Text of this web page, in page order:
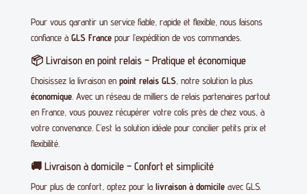
Pour vous garantir un service fiable, rapide et flexible, nous faisons
confiance à GLS Francepour l’expédition de vos commandes.
📦 Livraison en point relais – Pratique et économique
Choisissez la livraison en point relais GLS, notre solution la plus
économique. Avec un réseau de milliers de relais partenaires partout
en France, vous pouvez récupérer votre colis près de chez vous, à
votre convenance. C’est la solution idéale pour concilier petits prix et
flexibilité.
🚚 Livraison à domicile – Confort et simplicité
Pour plus de confort, optez pour la livraison à domicileavec GLS.